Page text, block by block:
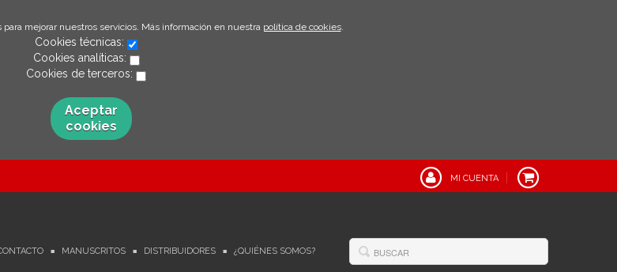
mejorar nuestros servicios. Más información en nuestra política de cookies.
Cookies técnicas:
Cookies analíticas:
Cookies de terceros:
Aceptar
cookies
MI CUENTA
MANUSCRITOS DISTRIBUIDORES ¿QUIÉNES SOMOS?